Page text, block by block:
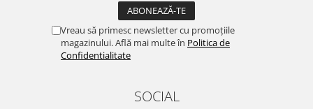
Vreau să primesc newsletter cu promoțiile
magazinului. Află mai multe în Politica de
Confidentialitate
SOCIAL